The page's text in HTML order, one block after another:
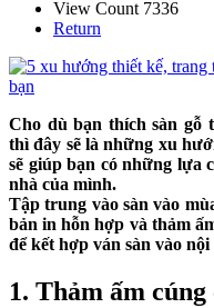
View Count 7336
Return
Cho dù bạn thích sàn gỗ
thì đây sẽ là những xu
sẽ giúp bạn có những lựa
nhà của mình.
Tập trung vào sàn vào
bản in hỗn hợp và thảm
để kết hợp ván sàn vào
1. Thảm ấm